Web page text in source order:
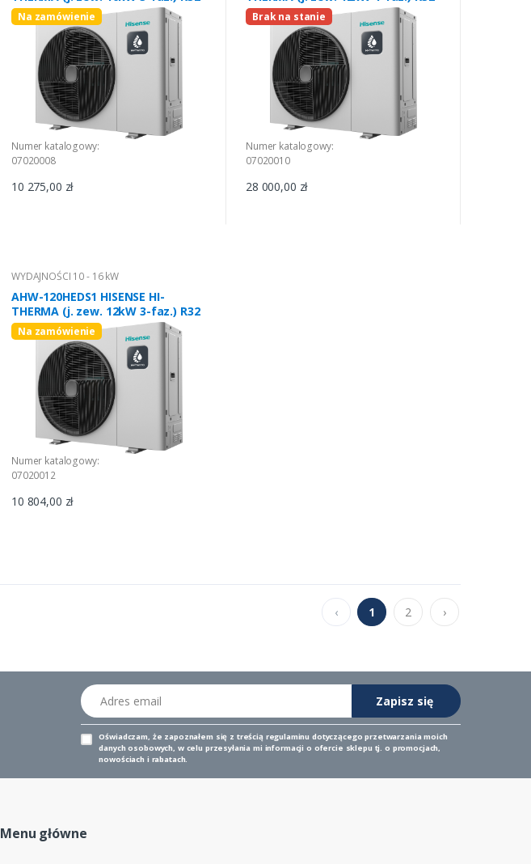
Na zamówienie
Numer katalogowy:
07020008
10 275,00 zł
Brak na stanie
Numer katalogowy:
07020010
28 000,00 zł
WYDAJNOŚCI 10 - 16 kW
AHW-120HEDS1 HISENSE HI-
THERMA (j. zew. 12kW 3-faz.) R32
Na zamówienie
Numer katalogowy:
07020012
10 804,00 zł
‹ 1 2 ›
Adres email
Zapisz się
Oświadczam, że zapoznałem się z treścią regulaminu dotyczącego przetwarzania moich
danych osobowych, w celu przesyłania mi informacji o ofercie sklepu tj. o promocjach,
nowościach i rabatach.
Menu główne